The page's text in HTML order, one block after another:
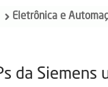
Eletrônica e
da Siemens